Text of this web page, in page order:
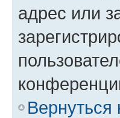
адрес или
Вернуться